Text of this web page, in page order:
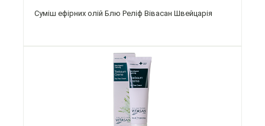
Суміш ефірних олій Блю Реліф Вівасан Швейцарія